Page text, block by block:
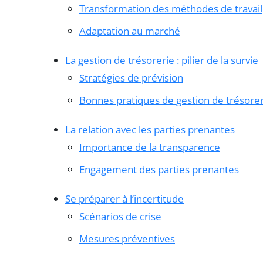
Transformation des méthodes de travail
Adaptation au marché
La gestion de trésorerie : pilier de la survie
Stratégies de prévision
Bonnes pratiques de gestion de
La relation avec les parties prenantes
Importance de la transparence
Engagement des parties prenantes
Se préparer à l’incertitude
Scénarios de crise
Mesures préventives